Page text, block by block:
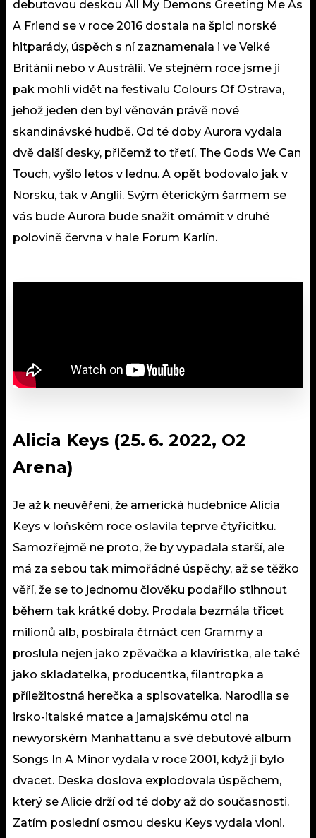
debutovou deskou All My Demons Greeting Me As
A Friend se v roce 2016 dostala na špici norské
hitparády, úspěch s ní zaznamenala i ve Velké
Británii nebo v Austrálii. Ve stejném roce jsme ji
pak mohli vidět na festivalu Colours Of Ostrava,
jehož jeden den byl věnován právě nové
skandinávské hudbě. Od té doby Aurora vydala
dvě další desky, přičemž to třetí, The Gods We Can
Touch, vyšlo letos v lednu. A opět bodovalo jak v
Norsku, tak v Anglii. Svým éterickým šarmem se
vás bude Aurora bude snažit omámit v druhé
polovině června v hale Forum Karlín.
Alicia Keys (25. 6. 2022, O2
Arena)
Je až k neuvěření, že americká hudebnice Alicia
Keys v loňském roce oslavila teprve čtyřicítku.
Samozřejmě ne proto, že by vypadala starší, ale
má za sebou tak mimořádné úspěchy, až se těžko
věří, že se to jednomu člověku podařilo stihnout
během tak krátké doby. Prodala bezmála třicet
milionů alb, posbírala čtrnáct cen Grammy a
proslula nejen jako zpěvačka a klavíristka, ale také
jako skladatelka, producentka, filantropka a
příležitostná herečka a spisovatelka. Narodila se
irsko-italské matce a jamajskému otci na
newyorském Manhattanu a své debutové album
Songs In A Minor vydala v roce 2001, když jí bylo
dvacet. Deska doslova explodovala úspěchem,
který se Alicie drží od té doby až do současnosti.
Zatím poslední osmou desku Keys vydala vloni.